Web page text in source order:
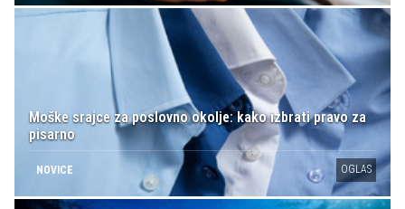
Moške srajce za poslovno okolje: kako izbrati pravo za
pisarno
NOVICE OGLAS